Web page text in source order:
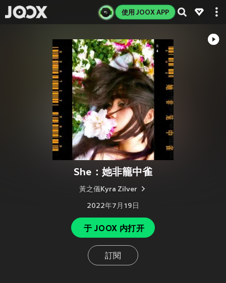
使用 JOOX APP
She：她非籠中雀
黃之儀Kyra Zilver
2022年7月19日
于 JOOX 内打开
訂閱